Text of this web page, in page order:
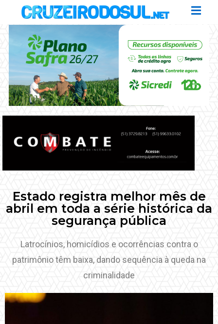
Estado registra melhor mês de
abril em toda a série histórica da
segurança pública
Latrocínios, homicídios e ocorrências contra o
patrimônio têm baixa, dando sequência à queda na
criminalidade